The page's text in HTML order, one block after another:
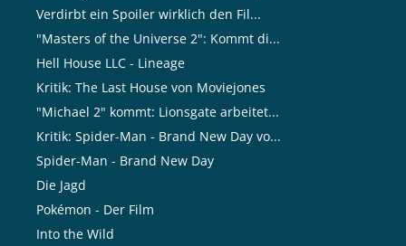
Verdirbt ein Spoiler wirklich den Fil...
"Masters of the Universe 2": Kommt di...
Hell House LLC - Lineage
Kritik: The Last House von Moviejones
"Michael 2" kommt: Lionsgate arbeitet...
Kritik: Spider-Man - Brand New Day vo...
Spider-Man - Brand New Day
Die Jagd
Pokémon - Der Film
Into the Wild